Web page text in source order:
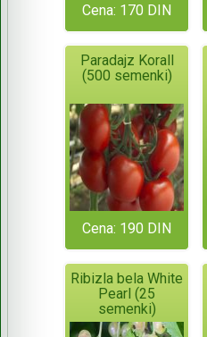
Cena: 170 DIN
Paradajz Korall
(500 semenki)
Cena: 190 DIN
Ribizla bela White
Pearl (25
semenki)